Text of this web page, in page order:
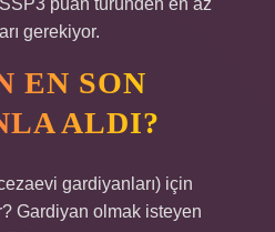
puan türünden en az
gerekiyor.
EN SON
ALDI?
gardiyanları) için
Gardiyan olmak isteyen